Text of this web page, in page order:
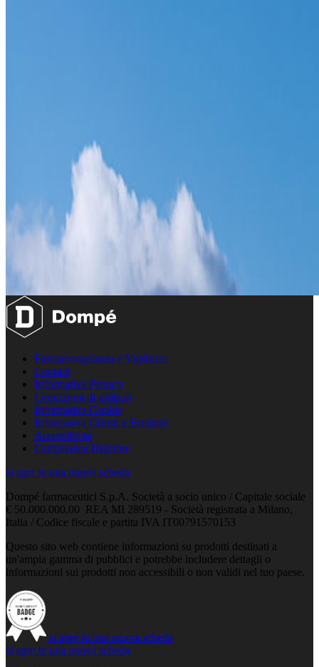
Farmacovigilanza e Vigilanza
Contatti
Informativa Privacy
Condizioni di utilizzo
Informativa Cookie
Informativa Clienti e Fornitori
Accessibilità
Compliance Helpline
si apre in una nuova scheda
Dompé farmaceutici S.p.A. Società a socio unico / Capitale sociale
€ 50.000.000,00 REA MI 289519 - Società registrata a Milano,
Italia / Codice fiscale e partita IVA IT00791570153
Questo sito web contiene informazioni su prodotti destinati a
un'ampia gamma di pubblici e potrebbe includere dettagli o
informazioni sui prodotti non accessibili o non validi nel tuo paese.
si apre in una nuova scheda
si apre in una nuova scheda